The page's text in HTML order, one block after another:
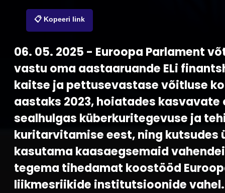
📋 Kopeeri link
06. 05. 2025 - Euroopa Parlament
vastu oma aastaaruande ELi
kaitse ja pettusevastase võitluse
aastaks 2023, hoiatades kasvavate
sealhulgas küberkuritegevuse ja
kuritarvitamise eest, ning kutsudes
kasutama kaasaegsemaid
tegema tihedamat koostööd
liikmesriikide institutsioonide vahel.